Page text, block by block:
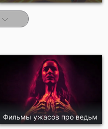
Фильмы ужасов про ведьм